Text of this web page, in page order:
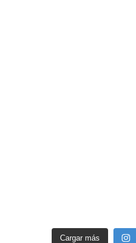
Cargar más